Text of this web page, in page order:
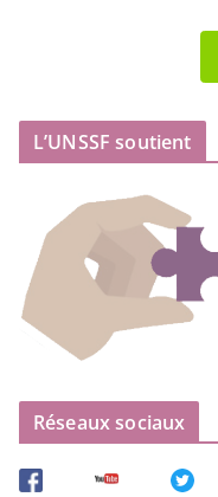
L’UNSSF soutient
Réseaux sociaux